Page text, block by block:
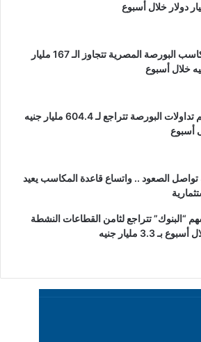
دولار خلال أسبوع
مكاسب البورصة المصرية تتجاوز الـ 167 مليار
خلال أسبوع
قيم تداولات البورصة تتراجع لـ 604.4 مليار جنيه
أسبوع
تواصل الصعود .. واتساع قاعدة المكاسب يعيد
“البنوك” تتراجع لثامن القطاعات النشطة
بـ 3.3 مليار جنيه